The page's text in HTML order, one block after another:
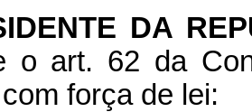
DA
o art. 62 da
força de lei: